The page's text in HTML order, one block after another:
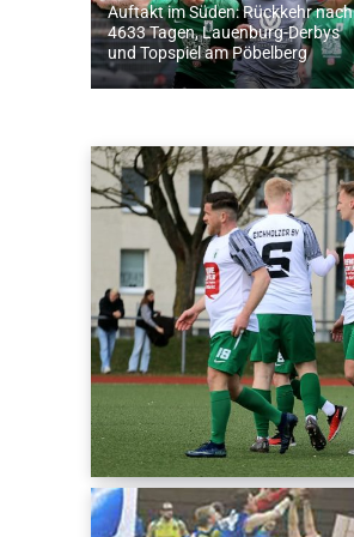
Auftakt im Süden: Rückkehr nach
4633 Tagen, Lauenburg-Derbys
und Topspiel am Pöbelberg